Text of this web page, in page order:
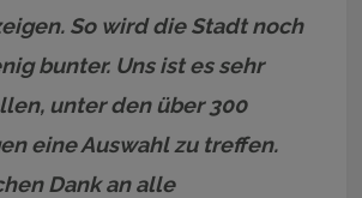
So wird die Stadt noch
bunter. Uns ist es sehr
unter den über 300
eine Auswahl zu treffen.
Dank an alle